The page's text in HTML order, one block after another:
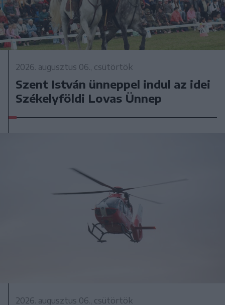
2026. augusztus 06., csütörtök
Szent István ünneppel indul az idei
Székelyföldi Lovas Ünnep
2026. augusztus 06., csütörtök